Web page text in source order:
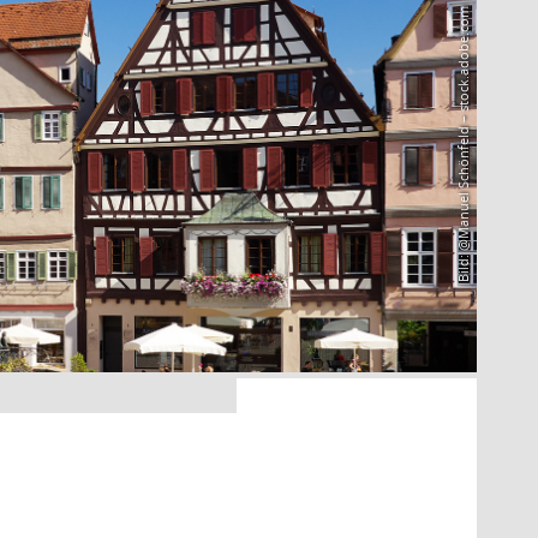
Bild: @Manuel Schönfeld – stock.adobe.com